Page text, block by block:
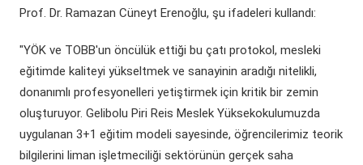
Prof. Dr. Ramazan Cüneyt Erenoğlu, şu ifadeleri kullandı:
"YÖK ve TOBB'un öncülük ettiği bu çatı protokol, mesleki
eğitimde kaliteyi yükseltmek ve sanayinin aradığı nitelikli,
donanımlı profesyonelleri yetiştirmek için kritik bir zemin
oluşturuyor. Gelibolu Piri Reis Meslek Yüksekokulumuzda
uygulanan 3+1 eğitim modeli sayesinde, öğrencilerimiz teorik
bilgilerini liman işletmeciliği sektörünün gerçek saha